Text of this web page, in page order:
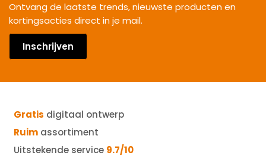
Ontvang de laatste trends, nieuwste producten en
kortingsacties direct in je mail.
Inschrijven
Gratis digitaal ontwerp
Ruim assortiment
Uitstekende service 9.7/10